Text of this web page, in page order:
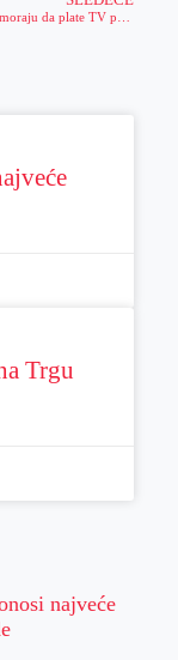
Trgu
najveće